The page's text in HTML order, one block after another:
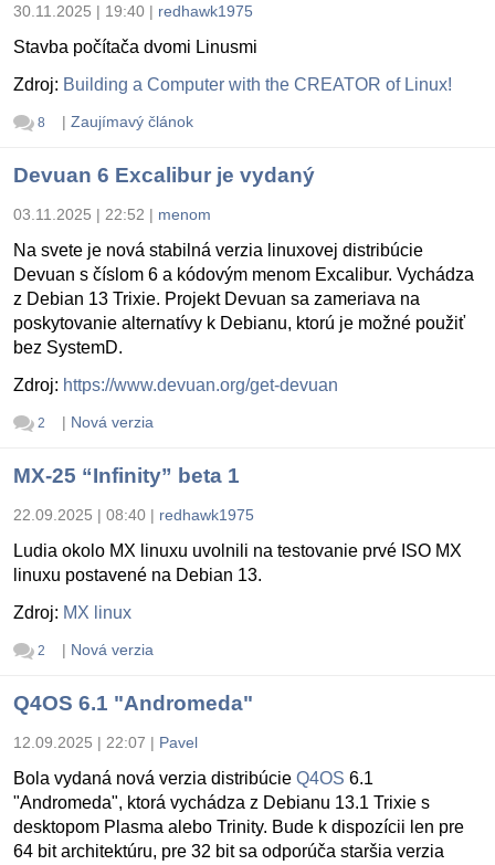
30.11.2025 | 19:40 | redhawk1975
Stavba počítača dvomi Linusmi
Zdroj: Building a Computer with the CREATOR of Linux!
8 | Zaujímavý článok
Devuan 6 Excalibur je vydaný
03.11.2025 | 22:52 | menom
Na svete je nová stabilná verzia linuxovej distribúcie
Devuan s číslom 6 a kódovým menom Excalibur. Vychádza
z Debian 13 Trixie. Projekt Devuan sa zameriava na
poskytovanie alternatívy k Debianu, ktorú je možné použiť
bez SystemD.
Zdroj: https://www.devuan.org/get-devuan
2 | Nová verzia
MX-25 “Infinity” beta 1
22.09.2025 | 08:40 | redhawk1975
Ludia okolo MX linuxu uvolnili na testovanie prvé ISO MX
linuxu postavené na Debian 13.
Zdroj: MX linux
2 | Nová verzia
Q4OS 6.1 "Andromeda"
12.09.2025 | 22:07 | Pavel
Bola vydaná nová verzia distribúcie Q4OS 6.1
"Andromeda", ktorá vychádza z Debianu 13.1 Trixie s
desktopom Plasma alebo Trinity. Bude k dispozícii len pre
64 bit architektúru, pre 32 bit sa odporúča staršia verzia